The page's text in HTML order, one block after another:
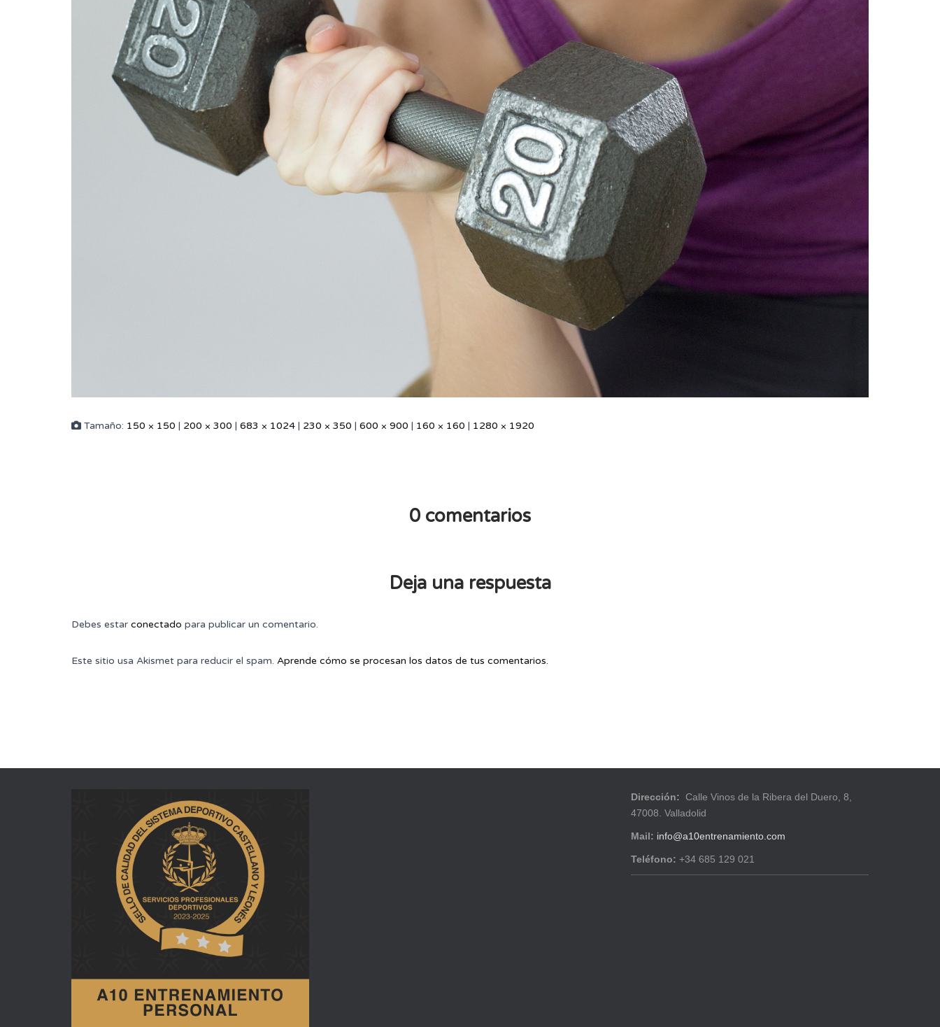
Tamaño: 150 × 150 | 200 × 300 | 683 × 1024 | 230 × 350 | 600 × 900 | 160 × 160 | 1280 × 1920
0 comentarios
Deja una respuesta
Debes estar conectado para publicar un comentario.
Este sitio usa Akismet para reducir el spam. Aprende cómo se procesan los datos de tus comentarios.
Dirección: Calle Vinos de la Ribera del Duero, 8,
47008. Valladolid
Mail: info@a10entrenamiento.com
Teléfono: +34 685 129 021